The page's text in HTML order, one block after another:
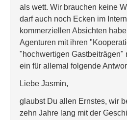
als wett. Wir brauchen keine
darf auch noch Ecken im
kommerziellen Absichten
Agenturen mit ihren
"hochwertigen Gastbeiträgen"
ein für allemal folgende
Liebe Jasmin,
glaubst Du allen Ernstes, wir
zehn Jahre lang mit der